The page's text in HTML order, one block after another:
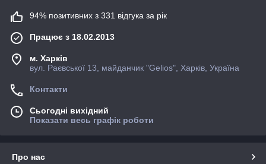
94% позитивних з 331 відгука за рік
Працює з 18.02.2013
м. Харків
вул. Раєвської 13, майданчик "Gelios", Харків, Україна
Контакти
Сьогодні вихідний
Показати весь графік роботи
Про нас